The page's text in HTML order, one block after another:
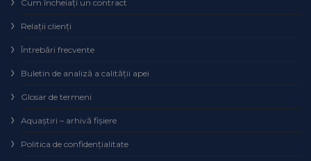
Cum încheiaţi un contract
Relaţii clienţi
Întrebări frecvente
Buletin de analiză a calităţii apei
Glosar de termeni
Aquaștiri – arhivă fișiere
Politica de confidențialitate